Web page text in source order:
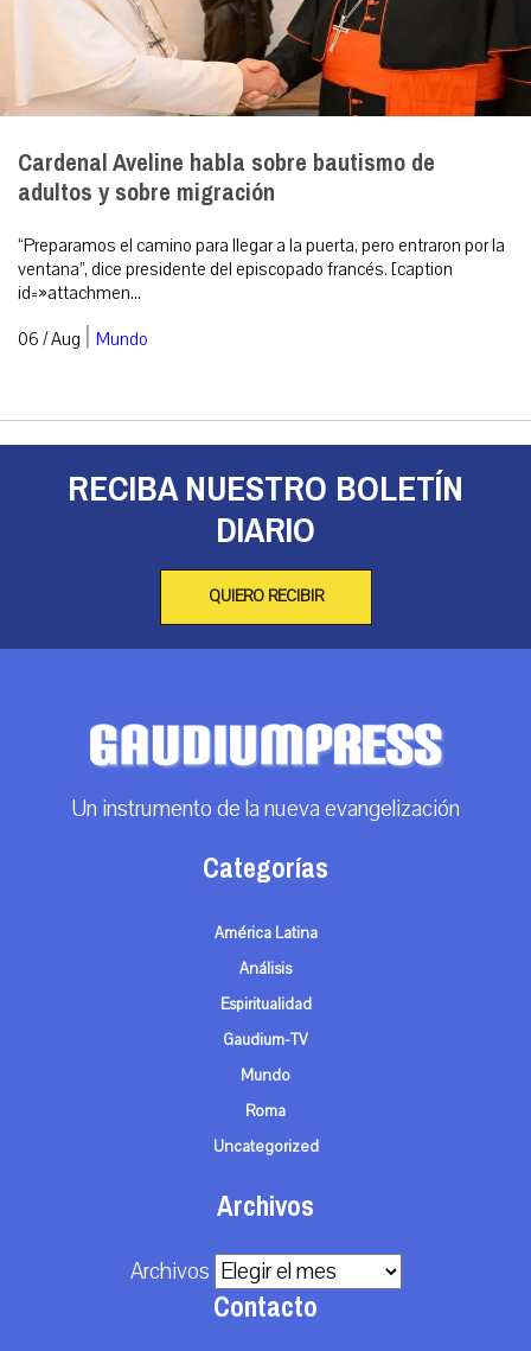
Cardenal Aveline habla sobre bautismo de
adultos y sobre migración
“Preparamos el camino para llegar a la puerta, pero entraron por la
ventana”, dice presidente del episcopado francés. [caption
id=»attachmen...
06 / Aug | Mundo
RECIBA NUESTRO BOLETÍN
DIARIO
QUIERO RECIBIR
Un instrumento de la nueva evangelización
Categorías
América Latina
Análisis
Espiritualidad
Gaudium-TV
Mundo
Roma
Uncategorized
Archivos
Archivos
Contacto